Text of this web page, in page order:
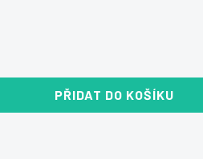
PŘIDAT DO KOŠÍKU